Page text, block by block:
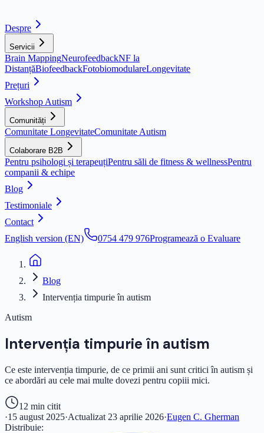
Despre
Servicii
Brain MappingNeurofeedbackNF la
DistanțăBiofeedbackFotobiomodulareLongevitate
Prețuri
Workshop Autism
Comunități
Comunitate LongevitateComunitate Autism
Colaborare B2B
Pentru psihologi și terapeuțiPentru săli de fitness & wellnessPentru
companii & echipe
Blog
Testimoniale
Contact
English version (EN)
0754 479 976Programează o Evaluare
Blog
Intervenția timpurie în autism
Autism
Intervenția timpurie în autism
Ce este intervenția timpurie, de ce primii ani sunt critici în autism și
ce abordări au cele mai multe dovezi pentru copiii mici.
12 min citit
·15 august 2025·Actualizat 23 aprilie 2026·Eugen C. Gherman
Distribuie: